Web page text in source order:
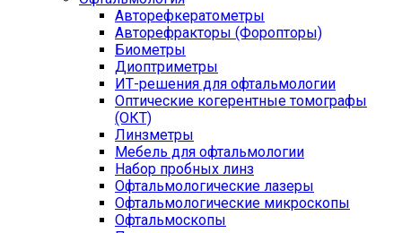
Авторефкератометры
Авторефракторы (Форопторы)
Биометры
Диоптриметры
ИТ-решения для офтальмологии
Оптические когерентные томографы
(ОКТ)
Линзметры
Мебель для офтальмологии
Набор пробных линз
Офтальмологические лазеры
Офтальмологические микроскопы
Офтальмоскопы